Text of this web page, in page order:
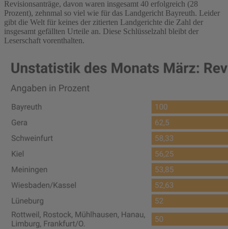
Revisionsanträge, davon waren insgesamt 40 erfolgreich (28
Prozent), zehnmal so viel wie für das Landgericht Bayreuth. Leider
gibt die Welt für keines der zitierten Landgerichte die Zahl der
insgesamt gefällten Urteile an. Diese Schlüsselzahl bleibt der
Leserschaft vorenthalten.